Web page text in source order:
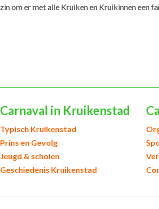
zin om er met alle Kruiken en Kruikinnen een
Carnaval in Kruikenstad
Typisch Kruikenstad
Prins en Gevolg
Jeugd & scholen
Geschiedenis Kruikenstad